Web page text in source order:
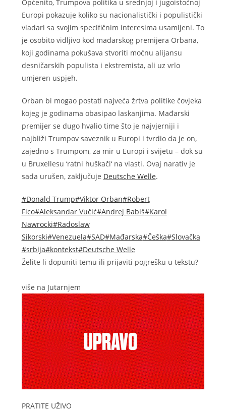
Općenito, Trumpova politika u srednjoj i jugoistočnoj
Europi pokazuje koliko su nacionalistički i populistički
vladari sa svojim specifičnim interesima usamljeni. To
je osobito vidljivo kod mađarskog premijera Orbana,
koji godinama pokušava stvoriti moćnu alijansu
desničarskih populista i ekstremista, ali uz vrlo
umjeren uspjeh.
Orban bi mogao postati najveća žrtva politike čovjeka
kojeg je godinama obasipao laskanjima. Mađarski
premijer se dugo hvalio time što je najvjerniji i
najbliži Trumpov saveznik u Europi i tvrdio da je on,
zajedno s Trumpom, za mir u Europi i svijetu – dok su
u Bruxellesu ‘ratni huškači‘ na vlasti. Ovaj narativ je
sada urušen, zaključuje Deutsche Welle.
#Donald Trump#Viktor Orban#Robert
Fico#Aleksandar Vučić#Andrej Babiš#Karol
Nawrocki#Radoslaw
Sikorski#Venezuela#SAD#Mađarska#Češka#Slovačka
#srbija#kontekst#Deutsche Welle
Želite li dopuniti temu ili prijaviti pogrešku u tekstu?
više na Jutarnjem
PRATITE UŽIVO